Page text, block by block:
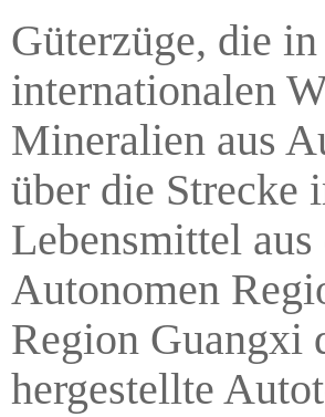
Güterzüge, die
internationalen
Mineralien aus
über die Strecke
Lebensmittel
Autonomen
Region Guangxi
hergestellte